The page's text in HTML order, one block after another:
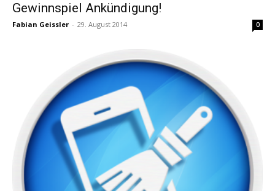
Gewinnspiel Ankündigung!
Fabian Geissler - 29. August 2014 0